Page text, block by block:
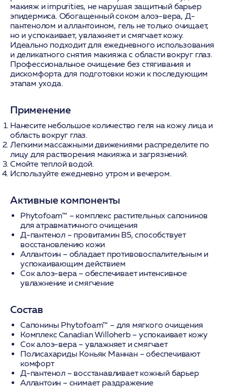
макияж и impurities, не нарушая защитный барьер
эпидермиса. Обогащенный соком алоэ-вера, Д-
пантенолом и аллантоином, гель не только очищает,
но и успокаивает, увлажняет и смягчает кожу.
Идеально подходит для ежедневного использования
и деликатного снятия макияжа с области вокруг глаз.
Профессиональное очищение без стягивания и
дискомфорта для подготовки кожи к последующим
этапам ухода.
Применение
Нанесите небольшое количество геля на кожу лица и
область вокруг глаз.
Легкими массажными движениями распределите по
лицу для растворения макияжа и загрязнений.
Смойте теплой водой.
Используйте ежедневно утром и вечером.
Активные компоненты
Phytofoam™ – комплекс растительных сапонинов
для атравматичного очищения
Д-пантенол – провитамин B5, способствует
восстановлению кожи
Аллантоин – обладает противовоспалительным и
успокаивающим действием
Сок алоэ-вера– обеспечивает интенсивное
увлажнение и смягчение
Состав
Сапонины Phytofoam™ – для мягкого очищения
Комплекс Canadian Willoherb– успокаивает кожу
Сок алоэ-вера– увлажняет и смягчает
Полисахариды Коньяк Маннан– обеспечивают
комфорт
Д-пантенол – восстанавливает кожный барьер
Аллантоин – снимает раздражение